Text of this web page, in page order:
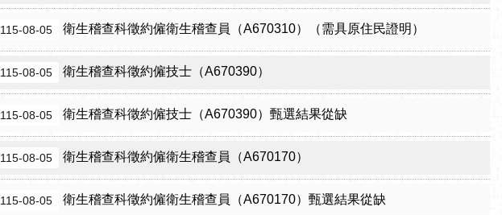
115-08-05 衛生稽查科徵約僱衛生稽查員（A670310）（需具原住民證明）
115-08-05 衛生稽查科徵約僱技士（A670390）
115-08-05 衛生稽查科徵約僱技士（A670390）甄選結果從缺
115-08-05 衛生稽查科徵約僱衛生稽查員（A670170）
115-08-05 衛生稽查科徵約僱衛生稽查員（A670170）甄選結果從缺